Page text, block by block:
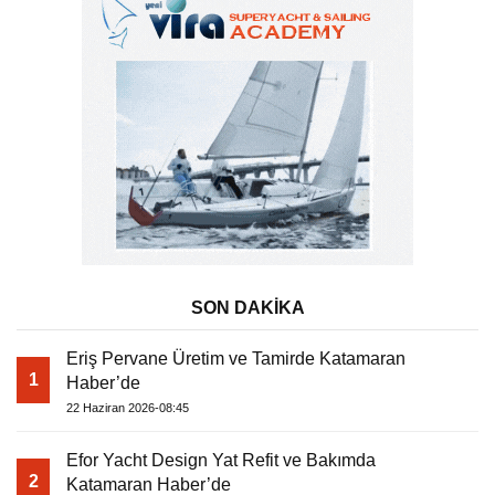
SON DAKİKA
1
Eriş Pervane Üretim ve Tamirde Katamaran
Haber’de
22 Haziran 2026-08:45
2
Efor Yacht Design Yat Refit ve Bakımda
Katamaran Haber’de